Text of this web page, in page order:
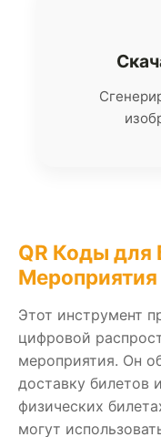
QR Коды для
Мероприятия
Этот инструмент
цифровой
мероприятия. Он
доставку билетов
физических
могут